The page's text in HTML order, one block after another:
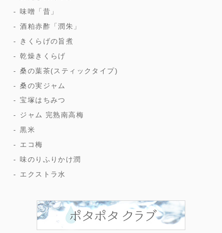
味噌「昔」
酒粕赤酢「潤朱」
きくらげの旨煮
乾燥きくらげ
桑の葉茶(スティックタイプ)
桑の実ジャム
宝塚はちみつ
ジャム 完熟南高梅
黒米
エコ梅
味のりふりかけ潤
エクストラ水